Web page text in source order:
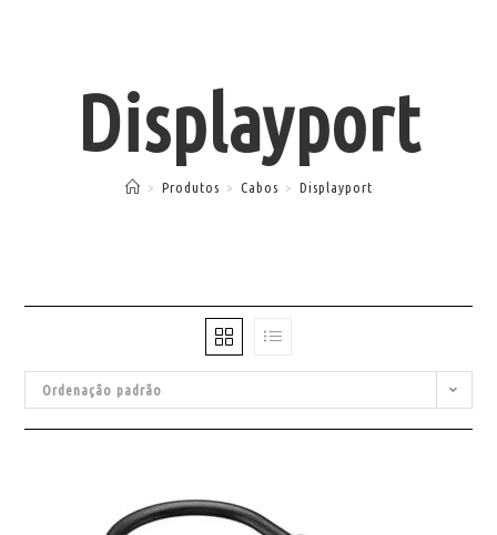
Displayport
> Produtos > Cabos > Displayport
Ordenação padrão